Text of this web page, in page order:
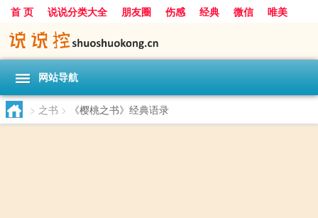
首 页 说说分类大全 朋友圈 伤感 经典 微信
唯美
励志
爱情 搞笑
网站导航
> 之书 > 《樱桃之书》经典语录